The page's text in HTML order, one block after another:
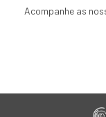
Acompanhe as